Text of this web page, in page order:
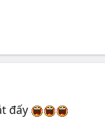
đấy